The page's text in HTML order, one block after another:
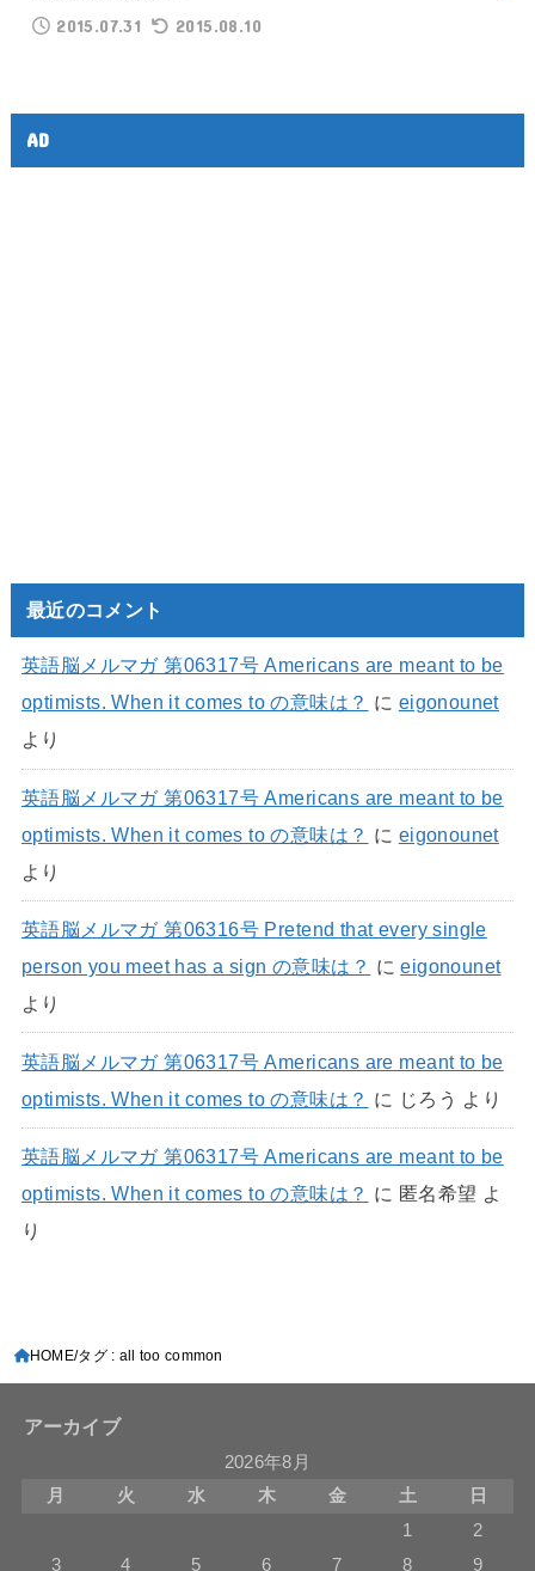
2015.07.31
2015.08.10
AD
最近のコメント
英語脳メルマガ 第06317号 Americans are meant to be
optimists. When it comes to の意味は？ に eigonounet
より
英語脳メルマガ 第06317号 Americans are meant to be
optimists. When it comes to の意味は？ に eigonounet
より
英語脳メルマガ 第06316号 Pretend that every single
person you meet has a sign の意味は？ にeigonounet
より
英語脳メルマガ 第06317号 Americans are meant to be
optimists. When it comes to の意味は？ に じろう より
英語脳メルマガ 第06317号 Americans are meant to be
optimists. When it comes to の意味は？ に 匿名希望 よ
り
HOME タグ : all too common
アーカイブ
2026年8月
月
火 水 木 金 土
日
1
2
3
4 5 6 7 8 9